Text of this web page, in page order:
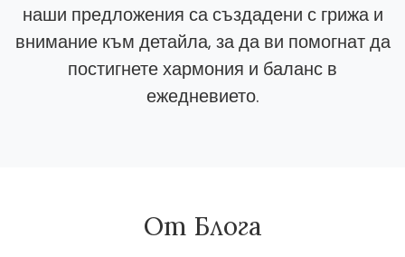
наши предложения са създадени с грижа и
внимание към детайла, за да ви помогнат да
постигнете хармония и баланс в
ежедневието.
От Блога